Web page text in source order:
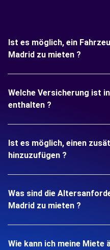
Ist es möglich, ein
Madrid zu mieten ?
Welche Versicherung ist
enthalten ?
Ist es möglich, einen
hinzuzufügen ?
Was sind die
Madrid zu mieten ?
Wie kann ich meine Miete